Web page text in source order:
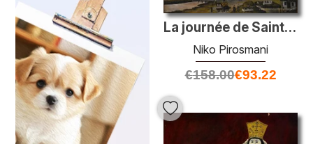
La journée de Saint George à Bolnisi
Niko Pirosmani
€158.00€93.22